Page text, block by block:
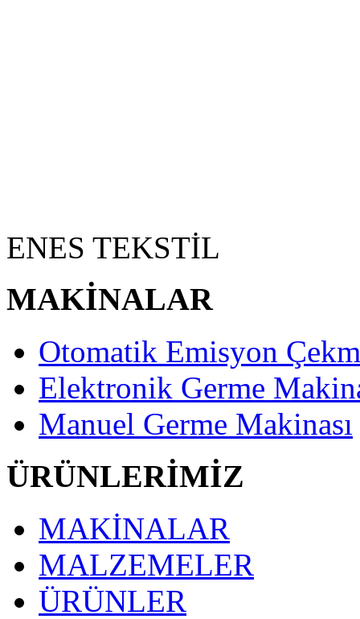
ENES TEKSTİL
MAKİNALAR
Otomatik Emisyon
Elektronik Germe
Manuel Germe Makinası
ÜRÜNLERİMİZ
MAKİNALAR
MALZEMELER
ÜRÜNLER